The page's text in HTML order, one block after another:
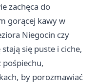
zachęca do
gorącej kawy w
Niegocin czy
się puste i ciche,
pośpiechu,
by porozmawiać